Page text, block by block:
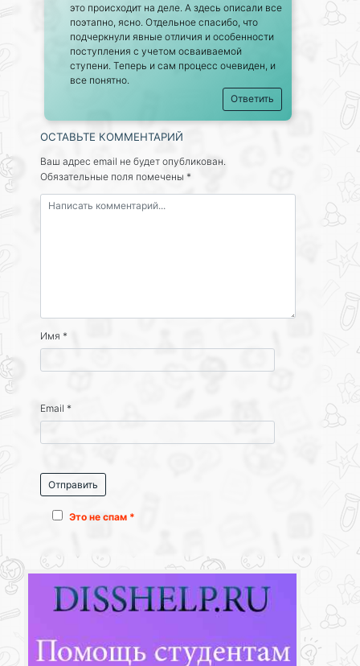
это происходит на деле. А здесь описали все
поэтапно, ясно. Отдельное спасибо, что
подчеркнули явные отличия и особенности
поступления с учетом осваиваемой
ступени. Теперь и сам процесс очевиден, и
все понятно.
Ответить
ОСТАВЬТЕ КОММЕНТАРИЙ
Ваш адрес email не будет опубликован.
Обязательные поля помечены *
Имя *
Email *
Это не спам *